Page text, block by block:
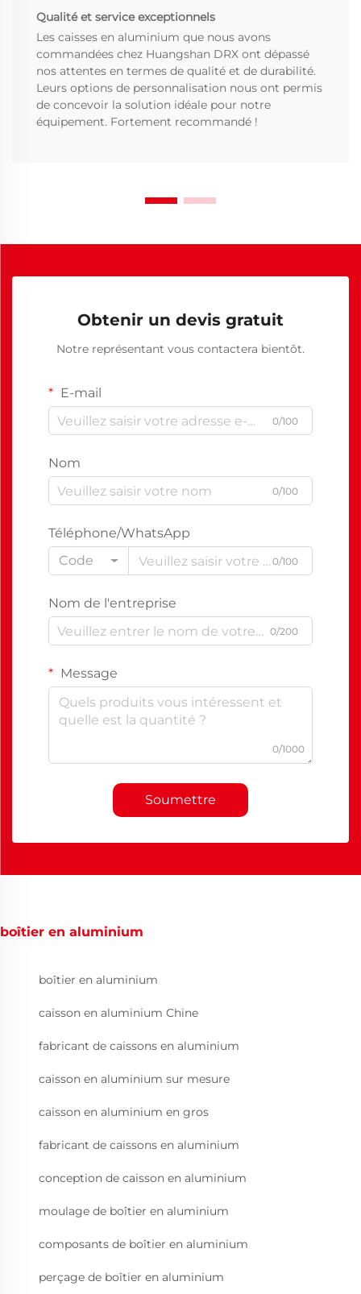
Qualité et service exceptionnels
Les caisses en aluminium que nous avons
commandées chez Huangshan DRX ont dépassé
nos attentes en termes de qualité et de durabilité.
Leurs options de personnalisation nous ont permis
de concevoir la solution idéale pour notre
équipement. Fortement recommandé !
Obtenir un devis gratuit
Notre représentant vous contactera bientôt.
E-mail
0/100
Nom
0/100
Téléphone/WhatsApp
Code
0/100
Nom de l'entreprise
0/200
Message
0/1000
Soumettre
boîtier en aluminium
boîtier en aluminium
caisson en aluminium Chine
fabricant de caissons en aluminium
caisson en aluminium sur mesure
caisson en aluminium en gros
fabricant de caissons en aluminium
conception de caisson en aluminium
moulage de boîtier en aluminium
composants de boîtier en aluminium
perçage de boîtier en aluminium